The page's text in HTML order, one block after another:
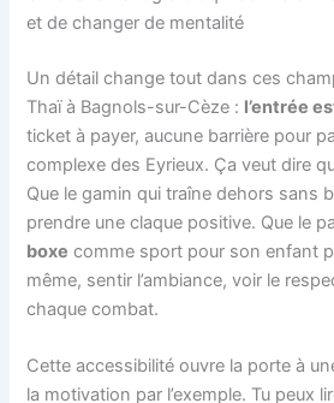
et de changer de mentalité
Un détail change tout dans ces
Thaï à Bagnols-sur-Cèze : l’entrée
ticket à payer, aucune barrière pour
complexe des Eyrieux. Ça veut dire
Que le gamin qui traîne dehors sans
prendre une claque positive. Que le
boxe comme sport pour son enfant
même, sentir l’ambiance, voir le
chaque combat.
Cette accessibilité ouvre la porte à
la motivation par l’exemple. Tu peux